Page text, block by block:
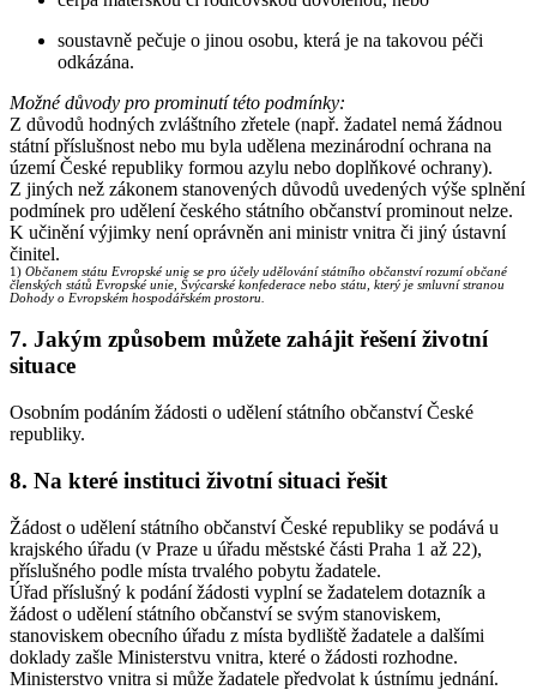
soustavně pečuje o jinou osobu, která je na takovou péči
odkázána.
Možné důvody pro prominutí této podmínky:
Z důvodů hodných zvláštního zřetele (např. žadatel nemá žádnou
státní příslušnost nebo mu byla udělena mezinárodní ochrana na
území České republiky formou azylu nebo doplňkové ochrany).
Z jiných než zákonem stanovených důvodů uvedených výše splnění
podmínek pro udělení českého státního občanství prominout nelze.
K učinění výjimky není oprávněn ani ministr vnitra či jiný ústavní
činitel.
1) Občanem státu Evropské unie se pro účely udělování státního občanství rozumí občané
členských států Evropské unie, Švýcarské konfederace nebo státu, který je smluvní stranou
Dohody o Evropském hospodářském prostoru.
7. Jakým způsobem můžete zahájit řešení životní
situace
Osobním podáním žádosti o udělení státního občanství České
republiky.
8. Na které instituci životní situaci řešit
Žádost o udělení státního občanství České republiky se podává u
krajského úřadu (v Praze u úřadu městské části Praha 1 až 22),
příslušného podle místa trvalého pobytu žadatele.
Úřad příslušný k podání žádosti vyplní se žadatelem dotazník a
žádost o udělení státního občanství se svým stanoviskem,
stanoviskem obecního úřadu z místa bydliště žadatele a dalšími
doklady zašle Ministerstvu vnitra, které o žádosti rozhodne.
Ministerstvo vnitra si může žadatele předvolat k ústnímu jednání.